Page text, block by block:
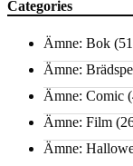
Categories
Ämne: Bok
Ämne:
Ämne: Comic
Ämne: Film
Ämne: